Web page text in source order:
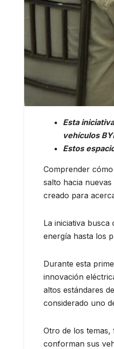
Esta
vehículos
Estos
Comprender
salto hacia
creado para
La iniciativa
energía hasta los
Durante esta
innovación
altos estándares
considerado uno
Otro de los
conforman sus